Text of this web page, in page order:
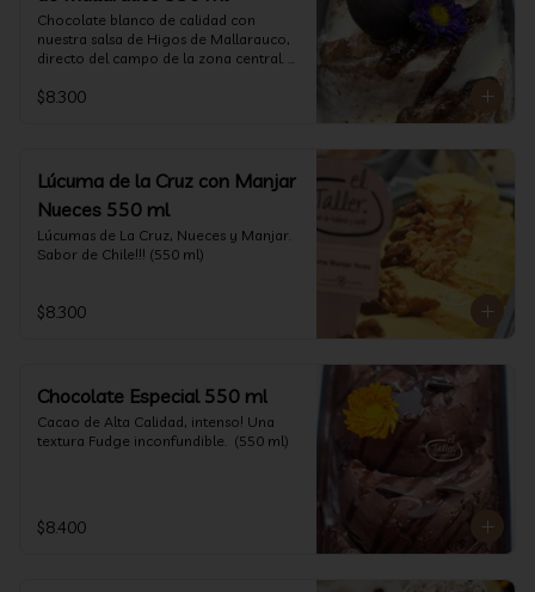
Chocolate blanco de calidad con
nuestra salsa de Higos de Mallarauco,
directo del campo de la zona central.
$8.300
Lúcuma de la Cruz con Manjar
Nueces 550 ml
Lúcumas de La Cruz, Nueces y Manjar.
Sabor de Chile!!! (550 ml)
$8.300
Chocolate Especial 550 ml
Cacao de Alta Calidad, intenso! Una
textura Fudge inconfundible.  (550 ml)
$8.400